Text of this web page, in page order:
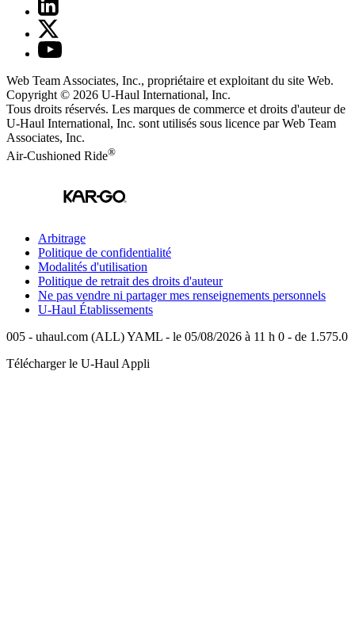
Web Team Associates, Inc., propriétaire et exploitant du site Web.
Copyright © 2026 U-Haul International, Inc.
Tous droits réservés. Les marques de commerce et droits d'auteur de
U-Haul International, Inc. sont utilisés sous licence par Web Team
Associates, Inc.
Air-Cushioned Ride®
Arbitrage
Politique de confidentialité
Modalités d'utilisation
Politique de retrait des droits d'auteur
Ne pas vendre ni partager mes renseignements personnels
U-Haul Établissements
005 - uhaul.com (ALL) YAML - le 05/08/2026 à 11 h 0 - de 1.575.0
Télécharger le U-Haul Appli